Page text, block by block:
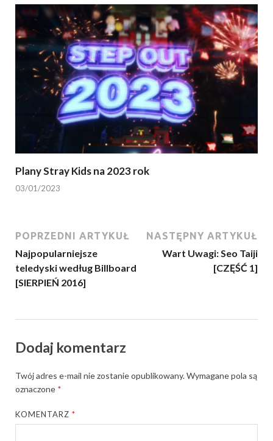
Plany Stray Kids na 2023 rok
03/01/2023
POPRZEDNI ARTYKUŁ
Najpopularniejsze
teledyski według Billboard
[SIERPIEŃ 2016]
NASTĘPNY ARTYKUŁ
Wart Uwagi: Seo Taiji
[CZĘŚĆ 1]
Dodaj komentarz
Twój adres e-mail nie zostanie opublikowany.Wymagane pola są
oznaczone *
KOMENTARZ*